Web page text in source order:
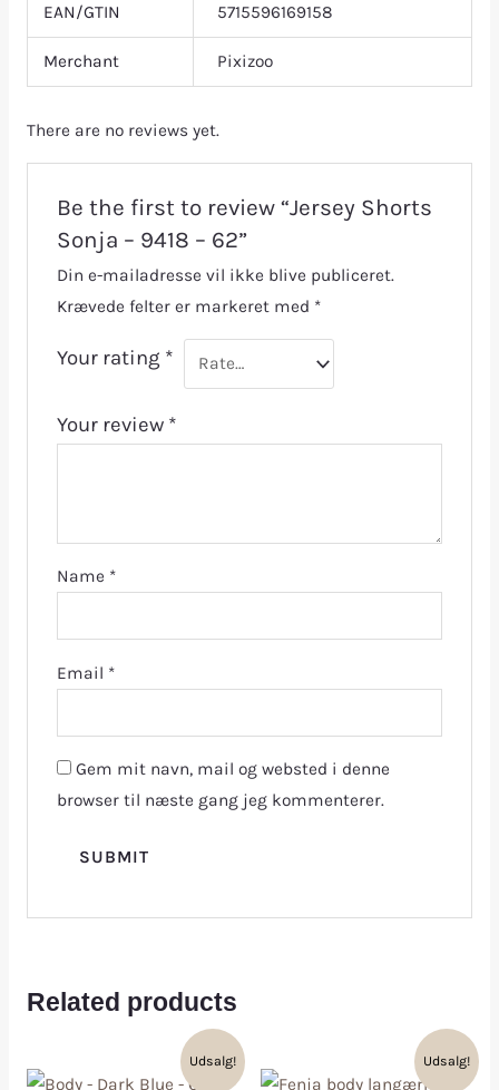
EAN/GTIN 5715596169158
Merchant Pixizoo
There are no reviews yet.
Be the first to review “Jersey Shorts
Sonja – 9418 – 62”
Din e-mailadresse vil ikke blive publiceret.
Krævede felter er markeret med *
Your rating *
Your review *
Name *
Email *
Gem mit navn, mail og websted i denne
browser til næste gang jeg kommenterer.
Related products
Udsalg! Udsalg!